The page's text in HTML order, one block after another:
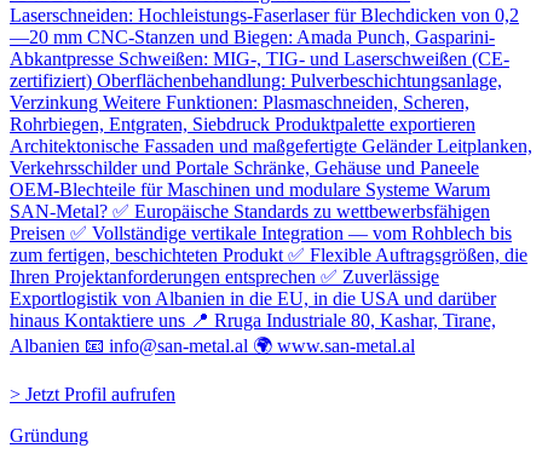
Laserschneiden: Hochleistungs-Faserlaser für Blechdicken von 0,2
—20 mm CNC-Stanzen und Biegen: Amada Punch, Gasparini-
Abkantpresse Schweißen: MIG-, TIG- und Laserschweißen (CE-
zertifiziert) Oberflächenbehandlung: Pulverbeschichtungsanlage,
Verzinkung Weitere Funktionen: Plasmaschneiden, Scheren,
Rohrbiegen, Entgraten, Siebdruck Produktpalette exportieren
Architektonische Fassaden und maßgefertigte Geländer Leitplanken,
Verkehrsschilder und Portale Schränke, Gehäuse und Paneele
OEM-Blechteile für Maschinen und modulare Systeme Warum
SAN-Metal? ✅ Europäische Standards zu wettbewerbsfähigen
Preisen ✅ Vollständige vertikale Integration — vom Rohblech bis
zum fertigen, beschichteten Produkt ✅ Flexible Auftragsgrößen, die
Ihren Projektanforderungen entsprechen ✅ Zuverlässige
Exportlogistik von Albanien in die EU, in die USA und darüber
hinaus Kontaktiere uns 📍 Rruga Industriale 80, Kashar, Tirane,
Albanien 📧 info@san-metal.al 🌍 www.san-metal.al
> Jetzt Profil aufrufen
Gründung